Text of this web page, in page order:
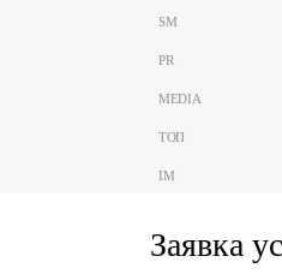
SM
PR
MEDIA
ТОП
IM
Заявка